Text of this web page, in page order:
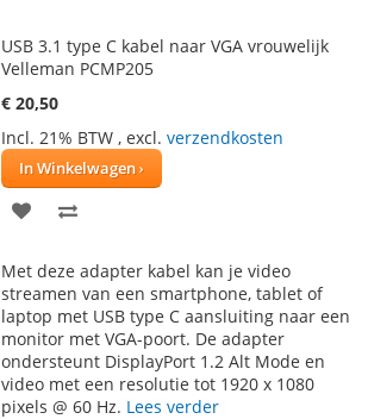
USB 3.1 type C kabel naar VGA vrouwelijk
Velleman PCMP205
€ 20,50
Incl. 21% BTW , excl. verzendkosten
In Winkelwagen
VOEG
AAN
VERLANGLIJST
TE
VERGELIJKEN
Met deze adapter kabel kan je video
streamen van een smartphone, tablet of
laptop met USB type C aansluiting naar een
monitor met VGA-poort. De adapter
ondersteunt DisplayPort 1.2 Alt Mode en
video met een resolutie tot 1920 x 1080
pixels @ 60 Hz. Lees verder